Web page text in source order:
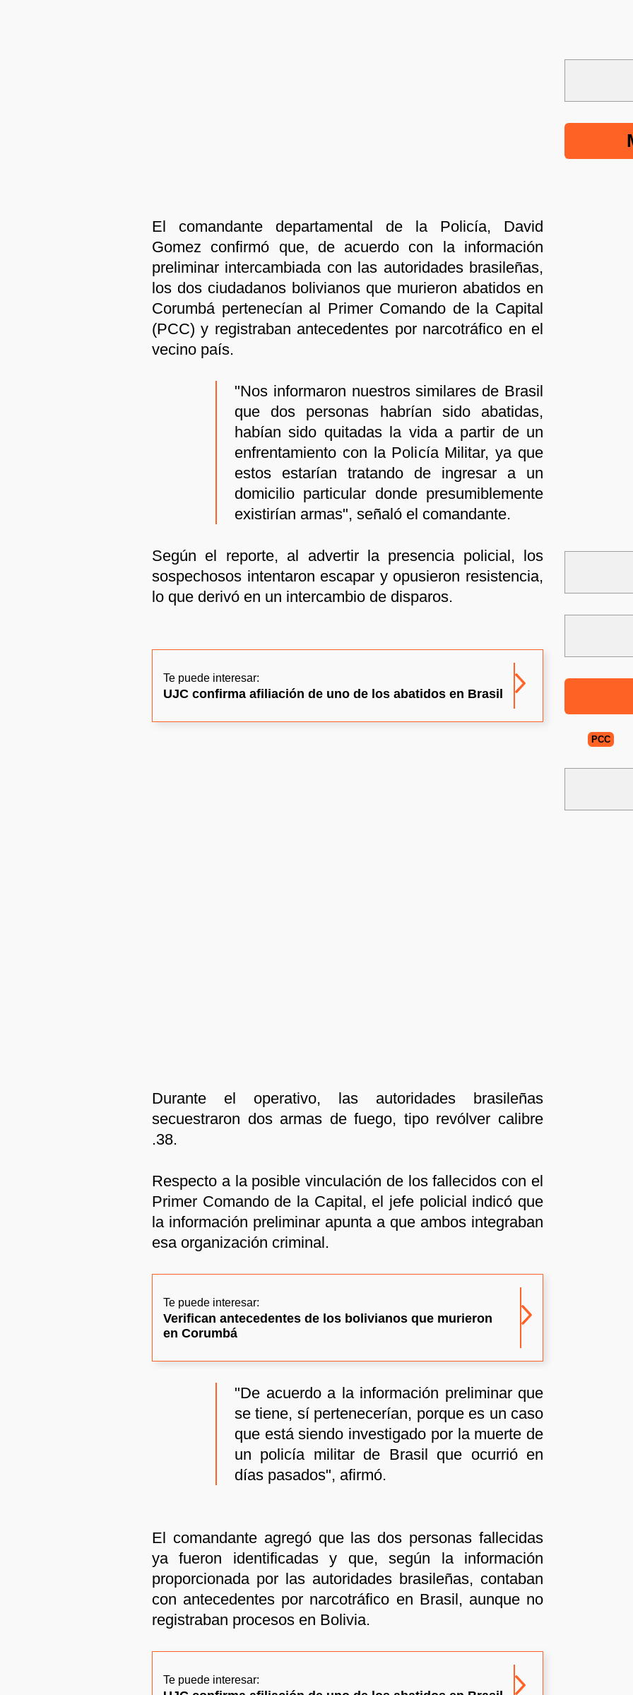
El comandante departamental de la Policía, David
Gomez confirmó que, de acuerdo con la información
preliminar intercambiada con las autoridades brasileñas,
los dos ciudadanos bolivianos que murieron abatidos en
Corumbá pertenecían al Primer Comando de la Capital
(PCC) y registraban antecedentes por narcotráfico en el
vecino país.
"Nos informaron nuestros similares de Brasil
que dos personas habrían sido abatidas,
habían sido quitadas la vida a partir de un
enfrentamiento con la Policía Militar, ya que
estos estarían tratando de ingresar a un
domicilio particular donde presumiblemente
existirían armas", señaló el comandante.
Según el reporte, al advertir la presencia policial, los
sospechosos intentaron escapar y opusieron resistencia,
lo que derivó en un intercambio de disparos.
Te puede interesar:
UJC confirma afiliación de uno de los abatidos en Brasil
Durante el operativo, las autoridades brasileñas
secuestraron dos armas de fuego, tipo revólver calibre
.38.
Respecto a la posible vinculación de los fallecidos con el
Primer Comando de la Capital, el jefe policial indicó que
la información preliminar apunta a que ambos integraban
esa organización criminal.
Te puede interesar:
Verifican antecedentes de los bolivianos que murieron
en Corumbá
"De acuerdo a la información preliminar que
se tiene, sí pertenecerían, porque es un caso
que está siendo investigado por la muerte de
un policía militar de Brasil que ocurrió en
días pasados", afirmó.
El comandante agregó que las dos personas fallecidas
ya fueron identificadas y que, según la información
proporcionada por las autoridades brasileñas, contaban
con antecedentes por narcotráfico en Brasil, aunque no
registraban procesos en Bolivia.
Te puede interesar:
PCC